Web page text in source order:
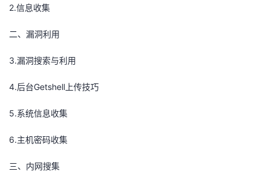
2.信息收集
二、漏洞利用
3.漏洞搜索与利用
4.后台Getshell上传技巧
5.系统信息收集
6.主机密码收集
三、内网搜集